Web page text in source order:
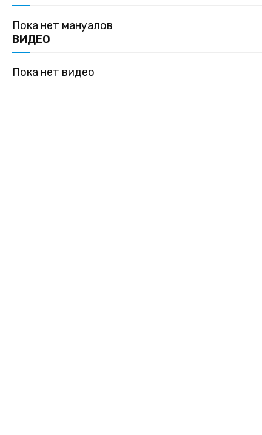
Пока нет мануалов
ВИДЕО
Пока нет видео